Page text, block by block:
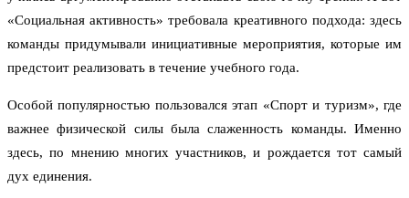
«Социальная активность» требовала креативного подхода: здесь
команды придумывали инициативные мероприятия, которые им
предстоит реализовать в течение учебного года.
Особой популярностью пользовался этап «Спорт и туризм», где
важнее физической силы была слаженность команды. Именно
здесь, по мнению многих участников, и рождается тот самый
дух единения.